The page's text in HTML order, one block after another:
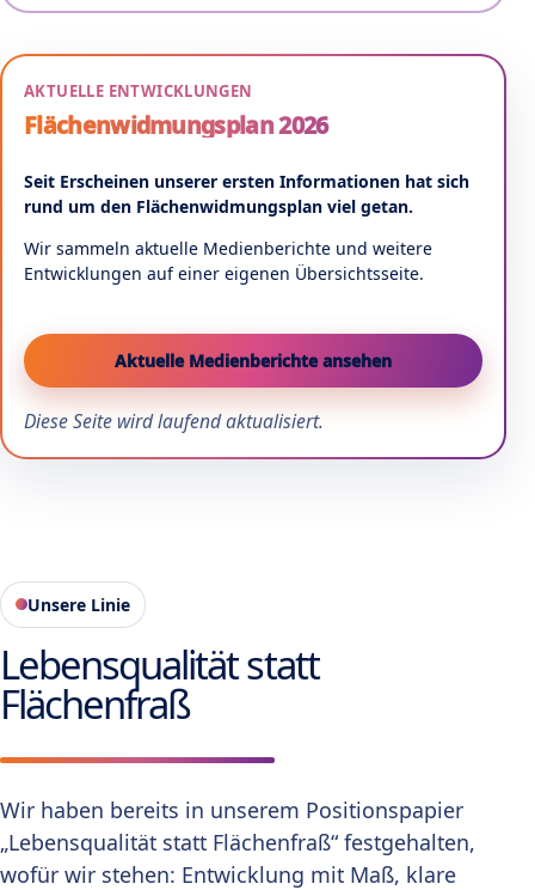
AKTUELLE ENTWICKLUNGEN
Flächenwidmungsplan 2026
Seit Erscheinen unserer ersten Informationen hat sich
rund um den Flächenwidmungsplan viel getan.
Wir sammeln aktuelle Medienberichte und weitere
Entwicklungen auf einer eigenen Übersichtsseite.
Aktuelle Medienberichte ansehen
Diese Seite wird laufend aktualisiert.
Unsere Linie
Lebensqualität statt
Flächenfraß
Wir haben bereits in unserem Positionspapier
„Lebensqualität statt Flächenfraß“ festgehalten,
wofür wir stehen: Entwicklung mit Maß, klare